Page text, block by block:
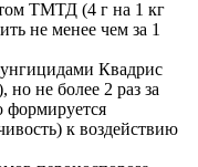
ТМТД (4 г на 1 кг
не менее чем за 1
Квадрис
не более 2 раз за
формируется
к воздействию